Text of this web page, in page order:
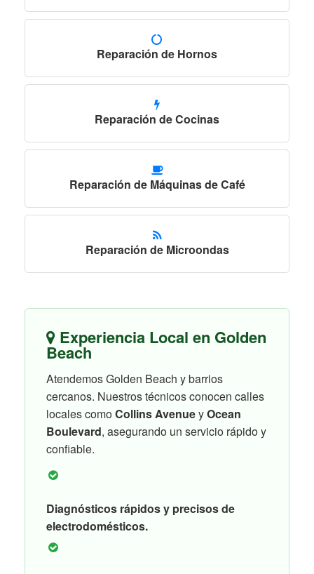
Reparación de Hornos
Reparación de Cocinas
Reparación de Máquinas de Café
Reparación de Microondas
Experiencia Local en Golden
Beach
Atendemos Golden Beach y barrios
cercanos. Nuestros técnicos conocen calles
locales comoCollins AvenueyOcean
Boulevard, asegurando un servicio rápido y
confiable.
Diagnósticos rápidos y precisos de
electrodomésticos.